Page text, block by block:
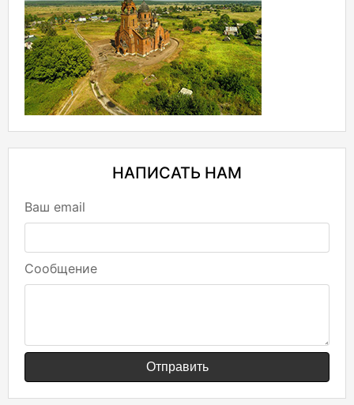
НАПИСАТЬ НАМ
Ваш email
Сообщение
Отправить